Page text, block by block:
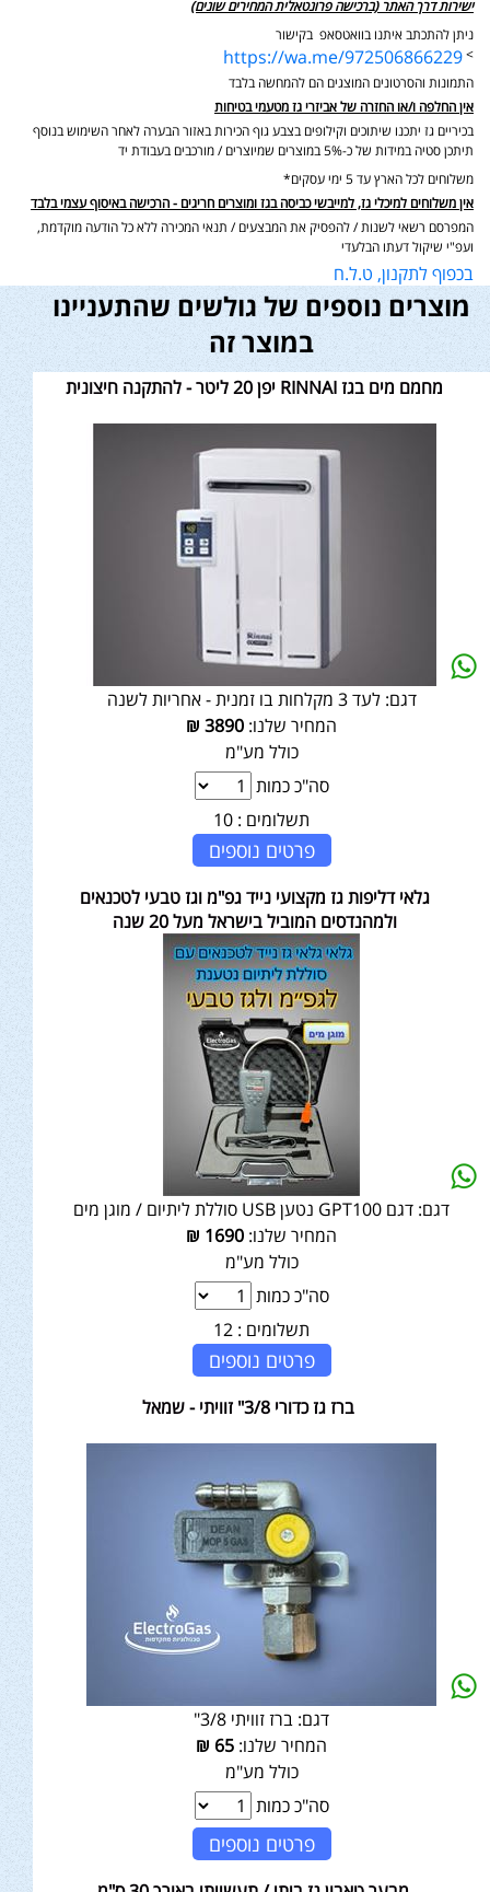
ישירות דרך האתר (ברכישה פרונטאלית המחירים שונים)
ניתן להתכתב איתנו בוואטסאפ בקישור
>
https://wa.me/972506866229
התמונות והסרטונים המוצגים הם להמחשה בלבד
אין החלפה ו/או החזרה של אביזרי גז מטעמי בטיחות
בכיריים גז יתכנו שיתוכים וקילופים בצבע גוף הכירות באזור הבערה לאחר השימוש בנוסף
תיתכן סטיה במידות של כ-5% במוצרים שמיוצרים / מורכבים בעבודת יד
משלוחים לכל הארץ עד 5 ימי עסקים*
אין משלוחים למיכלי גז, למייבשי כביסה בגז ומוצרים חריגים - הרכישה באיסוף עצמי בלבד
המפרסם רשאי לשנות / להפסיק את המבצעים / תנאי המכירה ללא כל הודעה מוקדמת,
ועפ"י שיקול דעתו הבלעדי
בכפוף לתקנון, ט.ל.ח
מוצרים נוספים של גולשים שהתעניינו
במוצר זה
מחמם מים בגז RINNAI יפן 20 ליטר - להתקנה חיצונית
דגם: לעד 3 מקלחות בו זמנית - אחריות לשנה
המחיר שלנו: 3890
₪
כולל מע"מ
סה"כ כמות
תשלומים : 10
פרטים נוספים
גלאי דליפות גז מקצועי נייד גפ"מ וגז טבעי לטכנאים
ולמהנדסים המוביל בישראל מעל 20 שנה
דגם: דגם GPT100 נטען USB סוללת ליתיום / מוגן מים
המחיר שלנו: 1690
₪
כולל מע"מ
סה"כ כמות
תשלומים : 12
פרטים נוספים
ברז גז כדורי 3/8" זוויתי - שמאל
דגם: ברז זוויתי 3/8"
המחיר שלנו: 65
₪
כולל מע"מ
סה"כ כמות
פרטים נוספים